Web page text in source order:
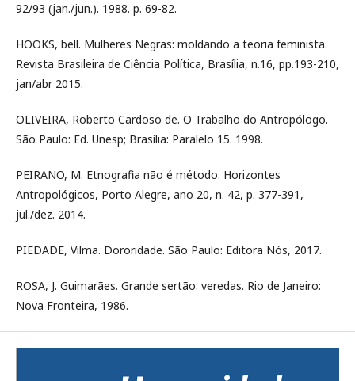
92/93 (jan./jun.). 1988. p. 69-82.
HOOKS, bell. Mulheres Negras: moldando a teoria feminista.
Revista Brasileira de Ciência Política, Brasília, n.16, pp.193-210,
jan/abr 2015.
OLIVEIRA, Roberto Cardoso de. O Trabalho do Antropólogo.
São Paulo: Ed. Unesp; Brasília: Paralelo 15. 1998.
PEIRANO, M. Etnografia não é método. Horizontes
Antropológicos, Porto Alegre, ano 20, n. 42, p. 377-391,
jul./dez. 2014.
PIEDADE, Vilma. Dororidade. São Paulo: Editora Nós, 2017.
ROSA, J. Guimarães. Grande sertão: veredas. Rio de Janeiro:
Nova Fronteira, 1986.